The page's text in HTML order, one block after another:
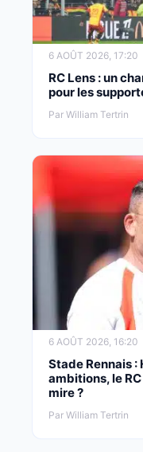
6 AOÛT 2026, 17:20
RC Lens : un
pour les
Par William Tertrin
6 AOÛT 2026, 16:20
Stade Rennais :
ambitions, le
mire ?
Par William Tertrin